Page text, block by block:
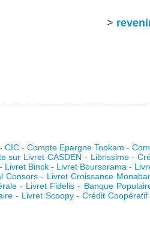
>
CIC- Compte Epargne Tookam -
sur Livret CASDEN - Librissime -
Livret Binck- Livret Boursorama -
Consors - Livret Croissance
- Livret Fidelis - Banque
- Livret Scoopy - Crédit Coopératif